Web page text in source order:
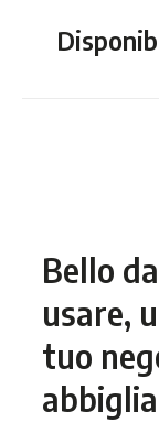
Bello
usare,
tuo